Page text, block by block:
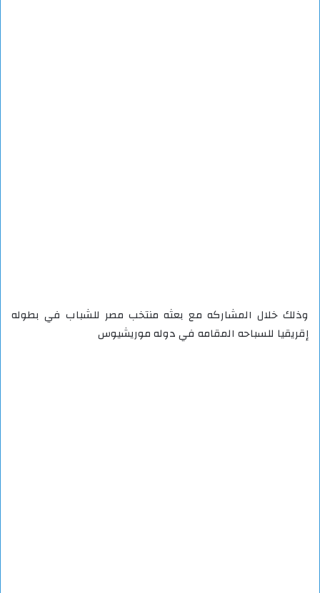
وذلك خلال المشاركه مع بعثه منتخب مصر للشباب في بطوله
إقريقيا للسباحه المقامه في دوله موريشيوس